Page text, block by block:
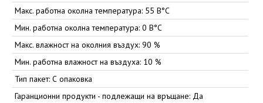
Макс. работна околна температура: 55 В°C
Мин. работна околна температура: 0 В°C
Макс. влажност на околния въздух: 90 %
Мин. работна влажност на въздуха: 10 %
Тип пакет: С опаковка
Гаранционни продукти - подлежащи на връщане: Да